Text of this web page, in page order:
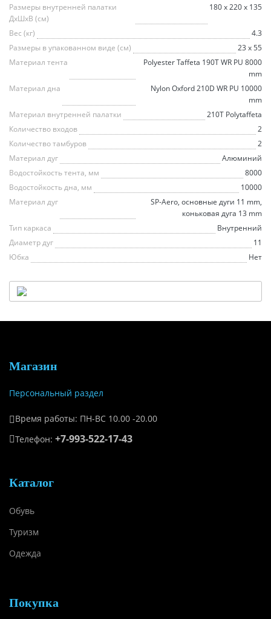
Размеры внутренней палатки
ДхШхВ (см)
180 х 220 х 135
Вес (кг)
4.3
Размеры в упакованном виде (см)
23 х 55
Материал тента
Polyester Taffeta 190T WR PU 8000
mm
Материал дна
Nylon Oxford 210D WR PU 10000
mm
Материал внутренней палатки
210T Polytaffeta
Количество входов
2
Количество тамбуров
2
Материал дуг
Алюминий
Водостойкость тента, мм
8000
Водостойкость дна, мм
10000
Материал дуг
SP-Aero, основные дуги 11 mm,
коньковая дуга 13 mm
Тип каркаса
Внутренний
Диаметр дуг
11
Юбка
Нет
Магазин
Персональный раздел
Время работы: ПН-ВС 10.00 -20.00
Телефон: +7-993-522-17-43
Каталог
Обувь
Туризм
Одежда
Покупка